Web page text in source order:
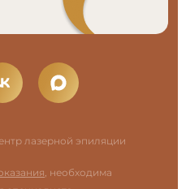
лазерной эпиляции
, необходима